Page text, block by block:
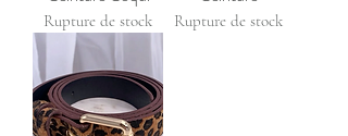
Rupture de stock Rupture de stock